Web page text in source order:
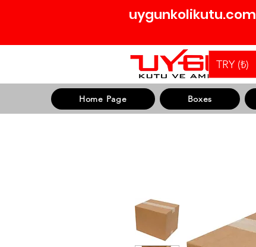
uygunkolikutu.com
TRY (₺)
Home Page Boxes